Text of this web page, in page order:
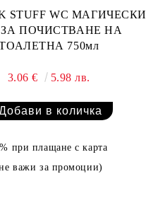
STUFF WC МАГИЧЕСКИ
ЗА ПОЧИСТВАНЕ НА
750мл
3.06 € 5.98 лв.
при плащане с карта
важи за промоции)